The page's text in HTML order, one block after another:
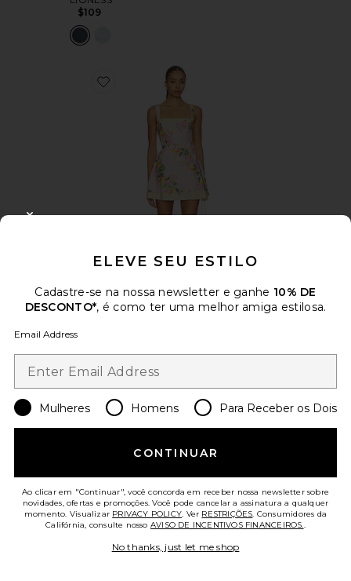
$109
Favorite Judie Romper
58 vendido recentemente
Judie Romper
Favorite The Lace Column Dress
ELEVE SEU ESTILO
Cadastre-se na nossa newsletter e ganhe 10% DE
DESCONTO*, é como ter uma melhor amiga estilosa.
Email Address
Mulheres Homens Para Receber os Dois
CONTINUAR
Ao clicar em "Continuar", você concorda em receber nossa newsletter sobre
novidades, ofertas e promoções. Você pode cancelar a assinatura a qualquer
momento. Visualizar PRIVACY POLICY. Ver RESTRIÇÕES. Consumidores da
Califórnia, consulte nosso AVISO DE INCENTIVOS FINANCEIROS..
No thanks, just let me shop